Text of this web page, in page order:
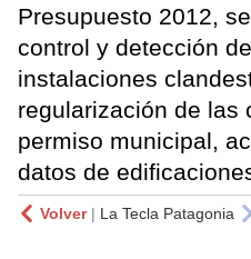
Presupuesto 2012,
control y detección
instalaciones
regularización de las
permiso municipal,
datos de
Volver| La Tecla Patagonia